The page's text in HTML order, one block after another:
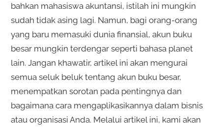
bahkan mahasiswa akuntansi, istilah ini mungkin
sudah tidak asing lagi. Namun, bagi orang-orang
yang baru memasuki dunia finansial, akun buku
besar mungkin terdengar seperti bahasa planet
lain. Jangan khawatir, artikel ini akan mengurai
semua seluk beluk tentang akun buku besar,
menempatkan sorotan pada pentingnya dan
bagaimana cara mengaplikasikannya dalam bisnis
atau organisasi Anda. Melalui artikel ini, kami akan